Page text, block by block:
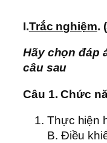
I.Trắc nghiệm.
Hãy chọn đáp
câu sau
Câu 1. Chức
Thực hiện
B. Điều